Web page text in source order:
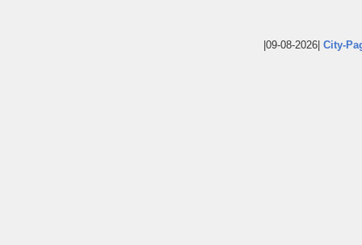
|09-08-2026| City-